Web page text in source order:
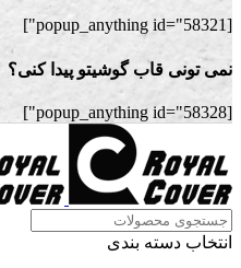
[popup_anything id="58321"]
نمی تونی قاب گوشیتو پیدا کنی؟
[popup_anything id="58328"]
انتخاب دسته بندی